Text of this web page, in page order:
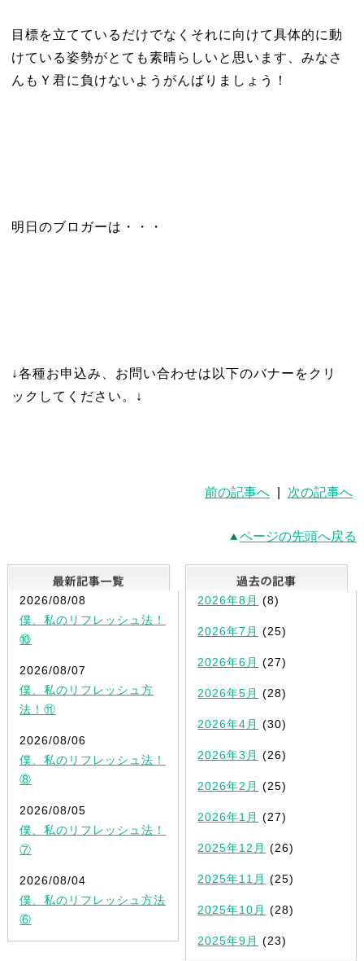
目標を立てているだけでなくそれに向けて具体的に動
けている姿勢がとても素晴らしいと思います、みなさ
んもＹ君に負けないようがんばりましょう！
明日のブロガーは・・・
↓各種お申込み、お問い合わせは以下のバナーをクリ
ックしてください。↓
前の記事へ 次の記事へ
ページの先頭へ戻る
最新記事一覧
2026/08/08
僕、私のリフレッシュ法！
⑩
2026/08/07
僕、私のリフレッシュ方
法！⑪
2026/08/06
僕、私のリフレッシュ法！
⑧
2026/08/05
僕、私のリフレッシュ法！
⑦
2026/08/04
僕、私のリフレッシュ方法
⑥
2026年8月 (8)
2026年7月 (25)
2026年6月 (27)
2026年5月 (28)
2026年4月 (30)
2026年3月 (26)
2026年2月 (25)
2026年1月 (27)
2025年12月 (26)
2025年11月 (25)
2025年10月 (28)
2025年9月 (23)